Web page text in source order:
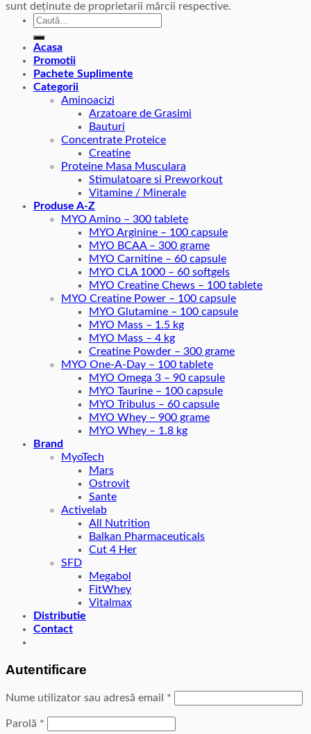
sunt deținute de proprietarii mărcii respective.
Caută
Acasa
Promotii
Pachete Suplimente
Categorii
Aminoacizi
Arzatoare de Grasimi
Bauturi
Concentrate Proteice
Creatine
Proteine Masa Musculara
Stimulatoare si Preworkout
Vitamine / Minerale
Produse A-Z
MYO Amino – 300 tablete
MYO Arginine – 100 capsule
MYO BCAA – 300 grame
MYO Carnitine – 60 capsule
MYO CLA 1000 – 60 softgels
MYO Creatine Chews – 100 tablete
MYO Creatine Power – 100 capsule
MYO Glutamine – 100 capsule
MYO Mass – 1.5 kg
MYO Mass – 4 kg
Creatine Powder – 300 grame
MYO One-A-Day – 100 tablete
MYO Omega 3 – 90 capsule
MYO Taurine – 100 capsule
MYO Tribulus – 60 capsule
MYO Whey – 900 grame
MYO Whey – 1.8 kg
Brand
MyoTech
Mars
Ostrovit
Sante
Activelab
All Nutrition
Balkan Pharmaceuticals
Cut 4 Her
SFD
Megabol
FitWhey
Vitalmax
Distributie
Contact
Autentificare
Nume utilizator sau adresă email *
Parolă *